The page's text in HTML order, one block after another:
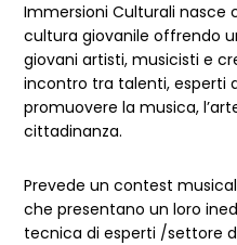
Immersioni Culturali nasce
cultura giovanile offrendo
giovani artisti, musicisti e
incontro tra talenti, esperti
promuovere la musica,
cittadinanza.
Prevede un contest
che presentano un loro
tecnica di esperti /settore